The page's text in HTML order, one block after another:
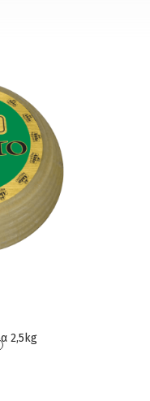
2,5kg